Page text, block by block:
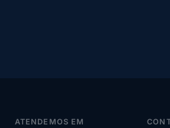
ATENDEMOS EM